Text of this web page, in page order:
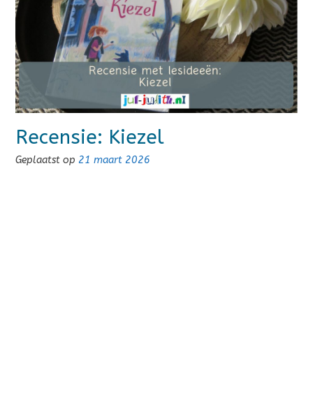
Recensie: Kiezel
Geplaatst op 21 maart 2026